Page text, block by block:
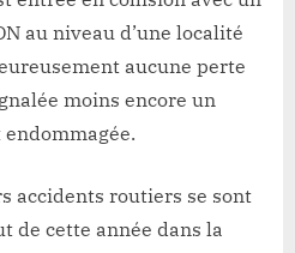
au niveau d’une localité
aucune perte
moins encore un
accidents routiers se sont
de cette année dans la